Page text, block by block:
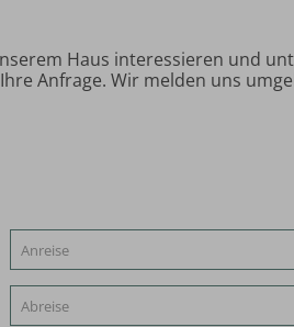
Haus interessieren und
Anfrage. Wir melden uns